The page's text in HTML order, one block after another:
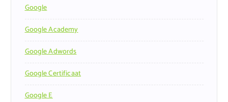
Google
Google Academy
Google Adwords
Google Certificaat
Google E